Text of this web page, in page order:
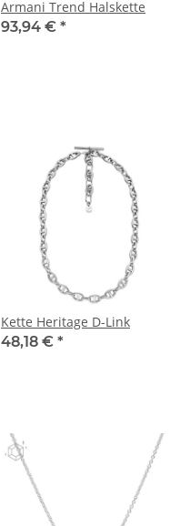
Armani Trend Halskette
93,94 € *
Kette Heritage D-Link
48,18 € *